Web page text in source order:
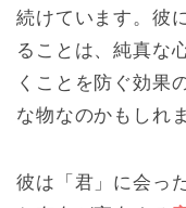
続けています。彼
ることは、純真な
くことを防ぐ効果
な物なのかもしれ
彼は「君」に会っ